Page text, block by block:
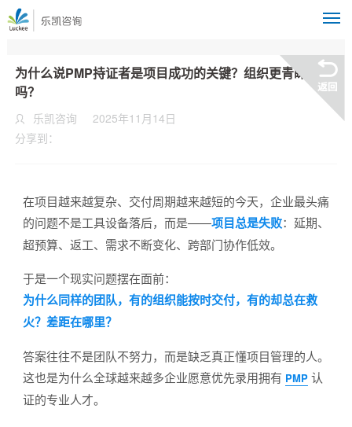
为什么说PMP持证者是项目成功的关键？组织更青睐他们
吗？
乐凯咨询
2025年11月14日
分享到：
在项目越来越复杂、交付周期越来越短的今天，企业最头痛
的问题不是工具设备落后，而是——项目总是失败：延期、
超预算、返工、需求不断变化、跨部门协作低效。
于是一个现实问题摆在面前：
为什么同样的团队，有的组织能按时交付，有的却总在救
火？差距在哪里？
答案往往不是团队不努力，而是缺乏真正懂项目管理的人。
这也是为什么全球越来越多企业愿意优先录用拥有 PMP认
证的专业人才。